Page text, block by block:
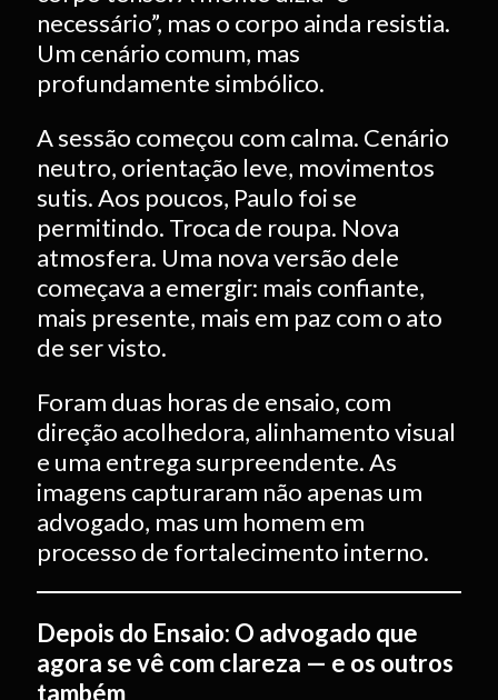
necessário”, mas o corpo ainda resistia.
Um cenário comum, mas
profundamente simbólico.
A sessão começou com calma. Cenário
neutro, orientação leve, movimentos
sutis. Aos poucos, Paulo foi se
permitindo. Troca de roupa. Nova
atmosfera. Uma nova versão dele
começava a emergir: mais confiante,
mais presente, mais em paz com o ato
de ser visto.
Foram duas horas de ensaio, com
direção acolhedora, alinhamento visual
e uma entrega surpreendente. As
imagens capturaram não apenas um
advogado, mas um homem em
processo de fortalecimento interno.
Depois do Ensaio: O advogado que
agora se vê com clareza — e os outros
também